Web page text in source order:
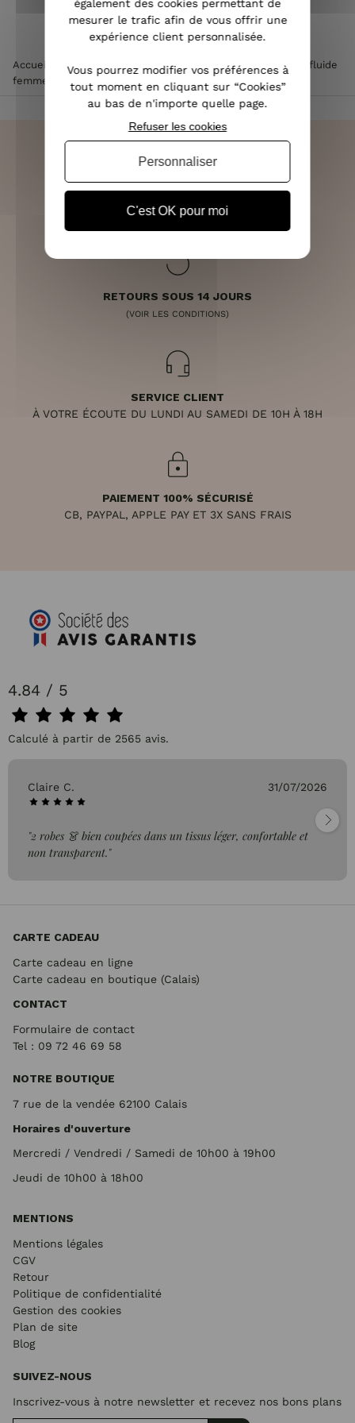
Accueil Vêtements femme >Pantalon femme
Pantalon fluide
femme
Pantalon fluide zébré noir et blanc
OFFERTE DÈS 70€
RETOURS SOUS 14 JOURS
(VOIR LES CONDITIONS)
SERVICE CLIENT
À VOTRE ÉCOUTE DU LUNDI AU SAMEDI DE 10H À 18H
PAIEMENT 100% SÉCURISÉ
CB, PAYPAL, APPLE PAY ET 3X SANS FRAIS
4.84 / 5
Calculé à partir de 2565 avis.
Claire C. 31/07/2026
"2 robes 👗 bien coupées dans un tissus léger, confortable et
non transparent."
CARTE CADEAU
Carte cadeau en ligne
Carte cadeau en boutique (Calais)
CONTACT
Formulaire de contact
Tel : 09 72 46 69 58
NOTRE BOUTIQUE
7 rue de la vendée 62100 Calais
Horaires d'ouverture
Mercredi / Vendredi / Samedi de 10h00 à 19h00
Jeudi de 10h00 à 18h00
MENTIONS
Mentions légales
CGV
Retour
Politique de confidentialité
Gestion des cookies
Plan de site
Blog
SUIVEZ-NOUS
Inscrivez-vous à notre newsletter et recevez nos bons plans
également des cookies permettant de
mesurer le trafic afin de vous offrir une
expérience client personnalisée.
Vous pourrez modifier vos préférences à
tout moment en cliquant sur “Cookies”
au bas de n'importe quelle page.
C'est OK pour moi
Refuser les cookies
Personnaliser